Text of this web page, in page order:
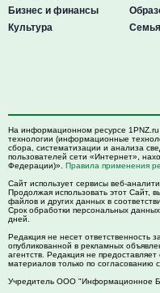
Бизнес и финансы
Культура
На информационном ресурсе
технологии (информационные
сбора, систематизации и анализа
пользователей сети «Интернет»,
Федерации)». Правила применения
Сайт использует сервисы веб-
Продолжая использовать этот Сайт,
файлов и других данных в
Срок обработки персональных
дней.
Редакция не несет ответственность
опубликованной в рекламных
агентств. Редакция не
материалов только по согласованию
Учредитель ООО "Информационное